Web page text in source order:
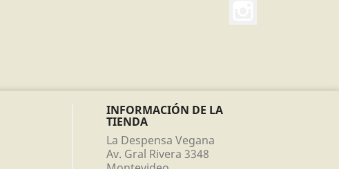
INFORMACIÓN DE LA
TIENDA
La Despensa Vegana
Av. Gral Rivera 3348